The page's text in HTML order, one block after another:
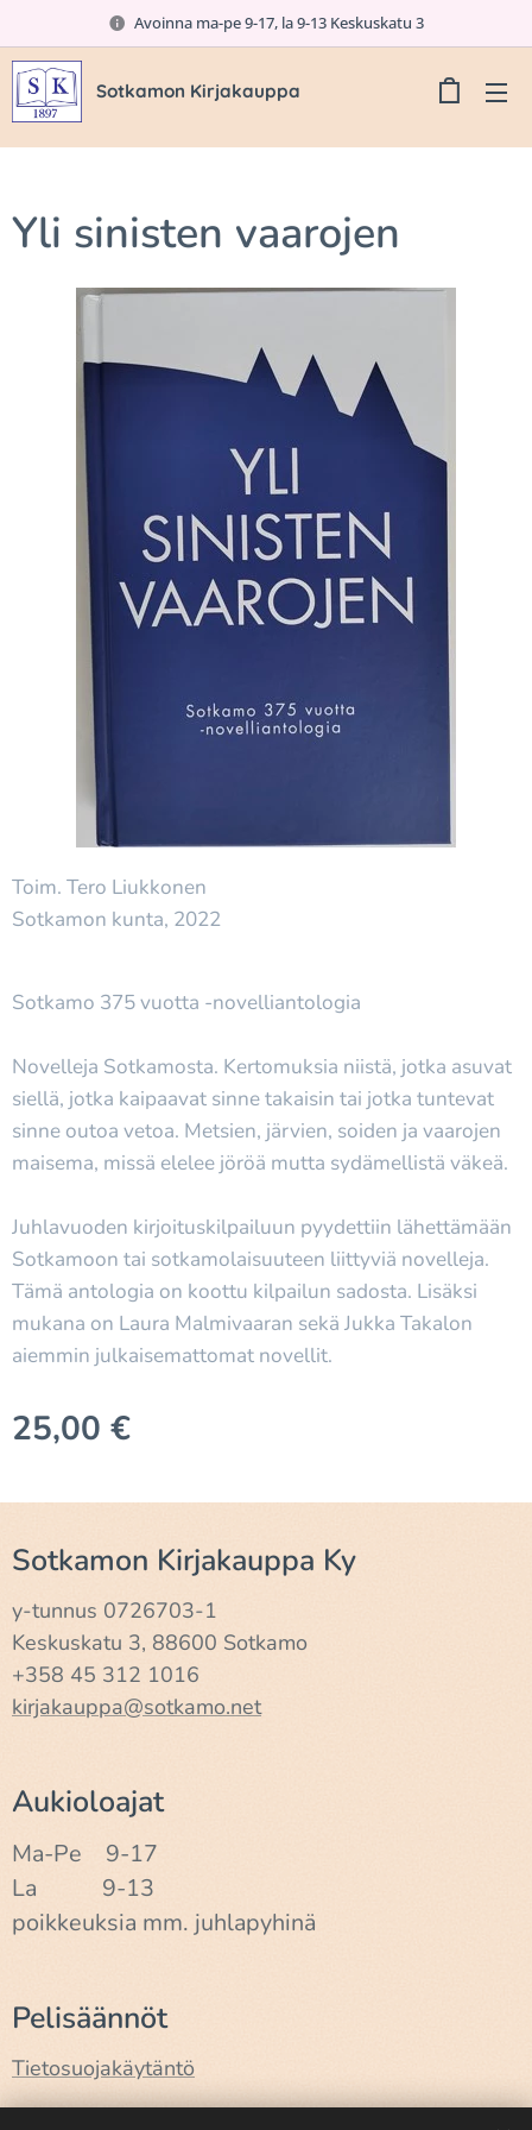
Avoinna ma-pe 9-17, la 9-13 Keskuskatu 3
Sotkamon Kirjakauppa
Yli sinisten vaarojen
Toim. Tero Liukkonen
Sotkamon kunta, 2022
Sotkamo 375 vuotta -novelliantologia
Novelleja Sotkamosta. Kertomuksia niistä, jotka asuvat
siellä, jotka kaipaavat sinne takaisin tai jotka tuntevat
sinne outoa vetoa. Metsien, järvien, soiden ja vaarojen
maisema, missä elelee jöröä mutta sydämellistä väkeä.
Juhlavuoden kirjoituskilpailuun pyydettiin lähettämään
Sotkamoon tai sotkamolaisuuteen liittyviä novelleja.
Tämä antologia on koottu kilpailun sadosta. Lisäksi
mukana on Laura Malmivaaran sekä Jukka Takalon
aiemmin julkaisemattomat novellit.
25,00 €
Sotkamon Kirjakauppa Ky
y-tunnus 0726703-1
Keskuskatu 3, 88600 Sotkamo
+358 45 312 1016
kirjakauppa@sotkamo.net
Aukioloajat
Ma-Pe 9-17
La 9-13
poikkeuksia mm. juhlapyhinä
Pelisäännöt
Tietosuojakäytäntö